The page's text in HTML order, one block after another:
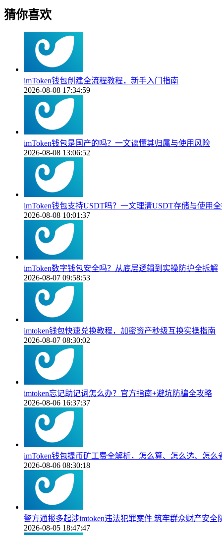
猜你喜欢
imToken钱包创建全流程教程，新手入门指南
2026-08-08 17:34:59
imToken钱包是国产的吗？一文读懂其归属与使用风险
2026-08-08 13:06:52
imToken钱包支持USDT吗？一文理清USDT存储与使用
2026-08-08 10:01:37
imToken数字钱包安全吗？从底层逻辑到实操防护全拆解
2026-08-07 09:58:53
imtoken钱包快速兑换教程，加密资产秒级互换实操指南
2026-08-07 08:30:02
imtoken忘记助记词怎么办？官方指南+避坑防骗全攻略
2026-08-06 16:37:37
imToken钱包提币矿工费全解析，怎么算、怎么选、怎么
2026-08-06 08:30:18
警方通报多起涉imtoken违法犯罪案件 筑牢群众财产安全
2026-08-05 18:47:47